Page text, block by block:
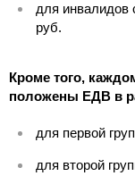
для инвалидов
руб.
Кроме того,
положены ЕДВ в
для первой
для второй